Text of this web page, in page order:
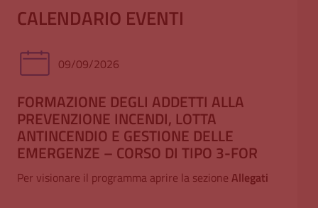
CALENDARIO EVENTI
09/09/2026
FORMAZIONE DEGLI ADDETTI ALLA
PREVENZIONE INCENDI, LOTTA
ANTINCENDIO E GESTIONE DELLE
EMERGENZE – CORSO DI TIPO 3-FOR
Per visionare il programma aprire la sezione Allegati